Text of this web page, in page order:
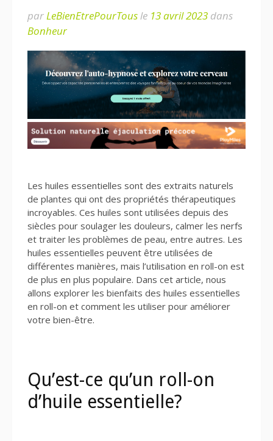
parLeBienEtrePourTousle 13 avril 2023 dans
Bonheur
Les huiles essentielles sont des extraits naturels
de plantes qui ont des propriétés thérapeutiques
incroyables. Ces huiles sont utilisées depuis des
siècles pour soulager les douleurs, calmer les nerfs
et traiter les problèmes de peau, entre autres. Les
huiles essentielles peuvent être utilisées de
différentes manières, mais l’utilisation en roll-on est
de plus en plus populaire. Dans cet article, nous
allons explorer les bienfaits des huiles essentielles
en roll-on et comment les utiliser pour améliorer
votre bien-être.
Qu’est-ce qu’un roll-on
d’huile essentielle?